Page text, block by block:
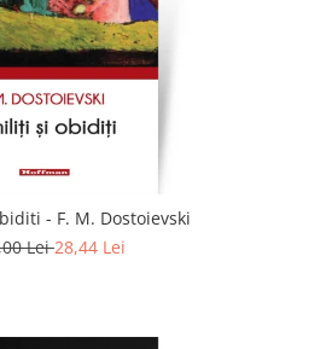
- F. M. Dostoievski
Lei28,44 Lei